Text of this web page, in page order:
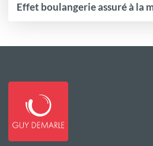
Effet boulangerie assuré à la